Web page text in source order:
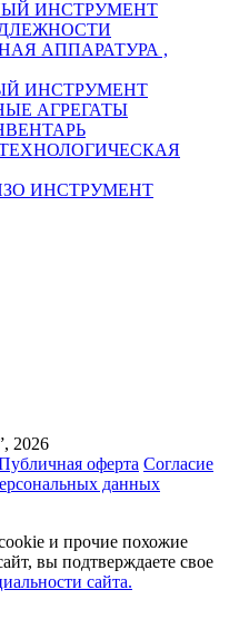
ИНСТРУМЕНТ
АППАРАТУРА ,
ИНСТРУМЕНТ
АГРЕГАТЫ
ИНСТРУМЕНТ
2026
оферта Согласие
данных
и прочие похожие
вы подтверждаете свое
сайта.